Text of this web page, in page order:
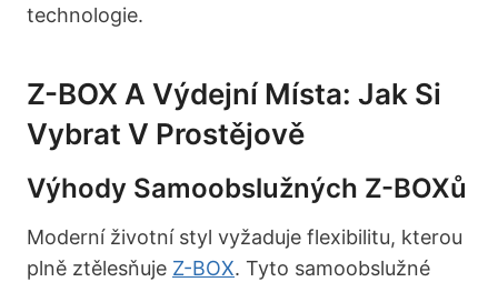
technologie.
Z-BOX A Výdejní Místa: Jak Si
Vybrat V Prostějově
Výhody Samoobslužných Z-BOXů
Moderní životní styl vyžaduje flexibilitu, kterou
plně ztělesňuje Z-BOX. Tyto samoobslužné